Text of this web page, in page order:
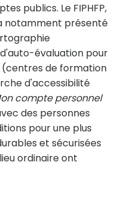
publics. Le FIPHFP,
notamment présenté
évaluation pour
(centres de formation
d'accessibilité
compte personnel
des personnes
pour une plus
et sécurisées
ordinaire ont